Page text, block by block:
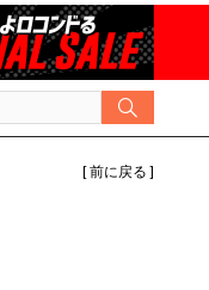
[ 前に戻る ]